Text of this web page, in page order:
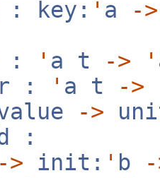
: key: ' a ->
: ' a t -> '
: ' a t ->
->
:
-> init: ' b